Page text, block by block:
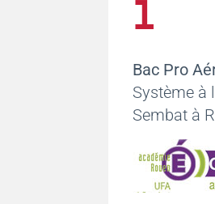
Bac Pro
Système à
Sembat à